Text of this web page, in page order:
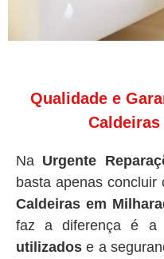
Qualidade e
Na Urgente
basta apenas concluir
Caldeiras em
faz a diferença é a
utilizados e a